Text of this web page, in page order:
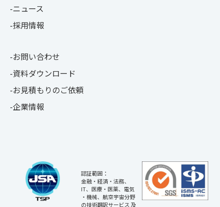
ニュース
採用情報
お問い合わせ
資料ダウンロード
お見積もりのご依頼
企業情報
認証範囲：
金融・経済・法務、
IT、医療・医薬、電気
・機械、航空宇宙分野
の技術翻訳サービス 及